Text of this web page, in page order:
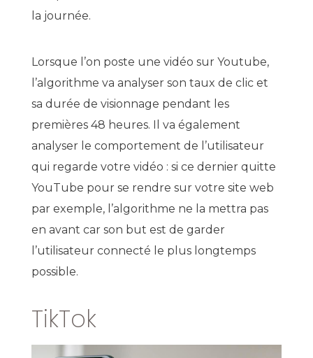
la journée.
Lorsque l’on poste une vidéo sur Youtube,
l’algorithme va analyser son taux de clic et
sa durée de visionnage pendant les
premières 48 heures. Il va également
analyser le comportement de l’utilisateur
qui regarde votre vidéo : si ce dernier quitte
YouTube pour se rendre sur votre site web
par exemple, l’algorithme ne la mettra pas
en avant car son but est de garder
l’utilisateur connecté le plus longtemps
possible.
TikTok